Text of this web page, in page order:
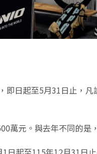
即日起至5月31日止，
萬元。與去年不同的